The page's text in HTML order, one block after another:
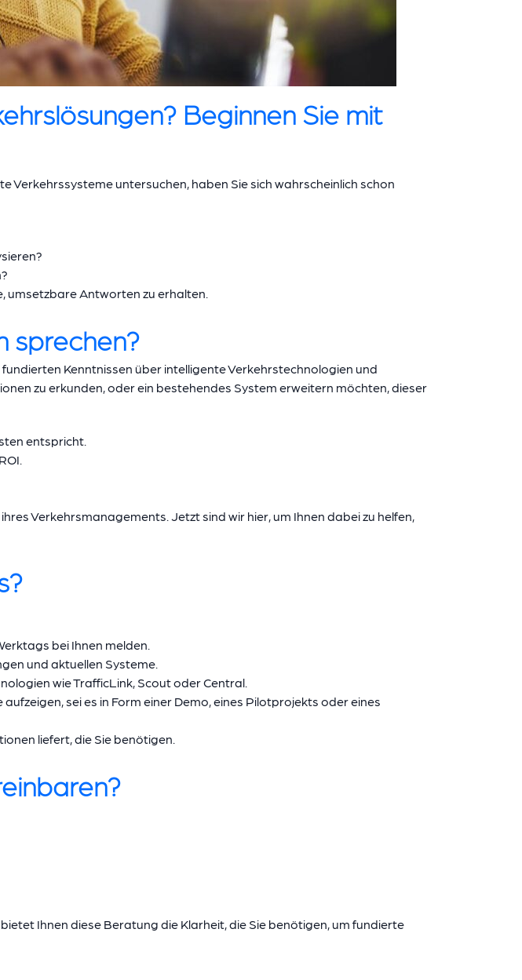
Beginnen Sie mit
Verkehrssysteme untersuchen, haben Sie sich wahrscheinlich schon
umsetzbare Antworten zu erhalten.
sprechen?
Kenntnissen über intelligente Verkehrstechnologien und
zu erkunden, oder ein bestehendes System erweitern möchten, dieser
entspricht.
Verkehrsmanagements. Jetzt sind wir hier, um Ihnen dabei zu helfen,
bei Ihnen melden.
und aktuellen Systeme.
wie TrafficLink, Scout oder Central.
sei es in Form einer Demo, eines Pilotprojekts oder eines
liefert, die Sie benötigen.
Ihnen diese Beratung die Klarheit, die Sie benötigen, um fundierte